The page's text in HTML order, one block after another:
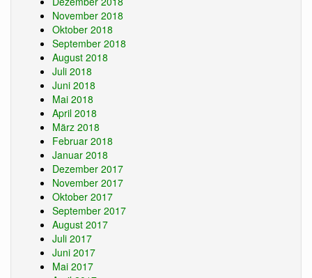
November 2018
Oktober 2018
September 2018
August 2018
Juli 2018
Juni 2018
Mai 2018
April 2018
März 2018
Februar 2018
Januar 2018
Dezember 2017
November 2017
Oktober 2017
September 2017
August 2017
Juli 2017
Juni 2017
Mai 2017